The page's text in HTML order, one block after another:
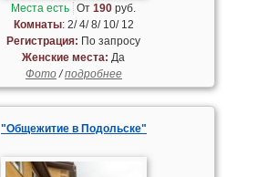
Места есть От190 руб.
Комнаты: 2/ 4/ 8/ 10/ 12
Регистрация: По запросу
Женские места: Да
Фото/подробнее
"Общежитие в Подольске"